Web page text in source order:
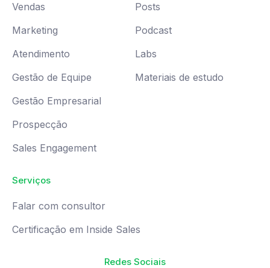
Vendas
Marketing
Atendimento
Gestão de Equipe
Gestão Empresarial
Prospecção
Sales Engagement
Posts
Podcast
Labs
Materiais de estudo
Serviços
Falar com consultor
Certificação em Inside Sales
Redes Sociais